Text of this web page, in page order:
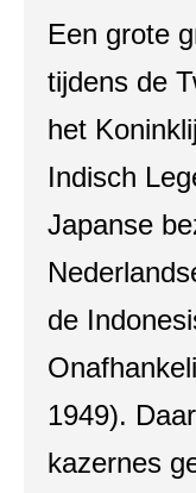
Een grote
tijdens de
het
Indisch
Japanse
de
1949).
kazernes